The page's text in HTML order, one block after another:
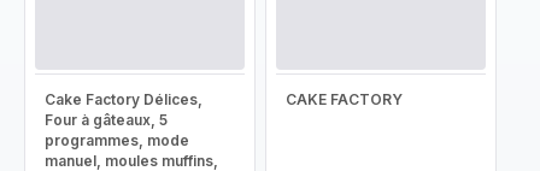
Cake Factory Délices,
Four à gâteaux, 5
programmes, mode
manuel, moules muffins,
CAKE FACTORY